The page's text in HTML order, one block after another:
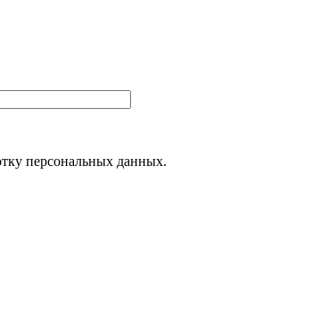
персональных данных.